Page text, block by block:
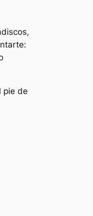
pie de